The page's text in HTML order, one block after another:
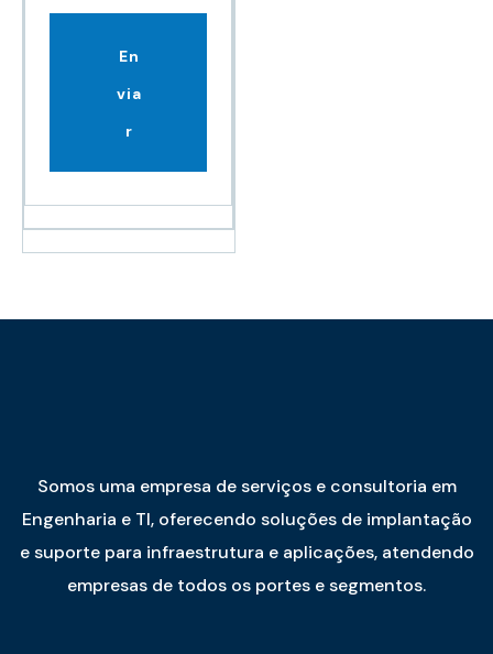
En
via
r
Somos uma empresa de serviços e consultoria em
Engenharia e TI, oferecendo soluções de implantação
e suporte para infraestrutura e aplicações, atendendo
empresas de todos os portes e segmentos.